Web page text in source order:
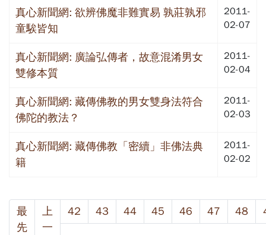
真心新聞網: 欲辨佛魔非難實易 孰莊孰邪
童騃皆知
2011-
02-07
真心新聞網: 廣論弘傳者，故意混淆男女
雙修本質
2011-
02-04
真心新聞網: 藏傳佛教的男女雙身法符合
佛陀的教法？
2011-
02-03
真心新聞網: 藏傳佛教「密續」非佛法典
籍
2011-
02-02
最
先
上
一
42 43 44 45 46 47 48